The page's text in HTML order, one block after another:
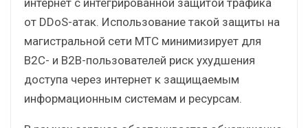
от DDoS-атак. Использование такой защиты на
магистральной сети МТС минимизирует для
В2С- и В2В-пользователей риск ухудшения
доступа через интернет к защищаемым
информационным системам и ресурсам.